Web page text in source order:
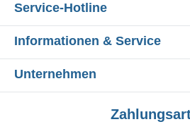
Service-Hotline
Informationen & Service
Unternehmen